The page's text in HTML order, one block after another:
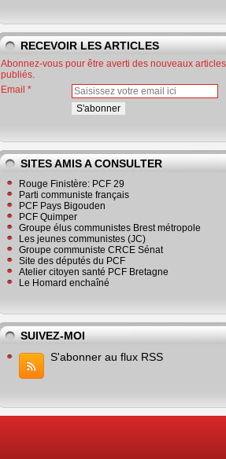
RECEVOIR LES ARTICLES
Abonnez-vous pour être averti des nouveaux articles
publiés.
Email
SITES AMIS A CONSULTER
Rouge Finistère: PCF 29
Parti communiste français
PCF Pays Bigouden
PCF Quimper
Groupe élus communistes Brest métropole
Les jeunes communistes (JC)
Groupe communiste CRCE Sénat
Site des députés du PCF
Atelier citoyen santé PCF Bretagne
Le Homard enchaîné
SUIVEZ-MOI
S'abonner au flux RSS